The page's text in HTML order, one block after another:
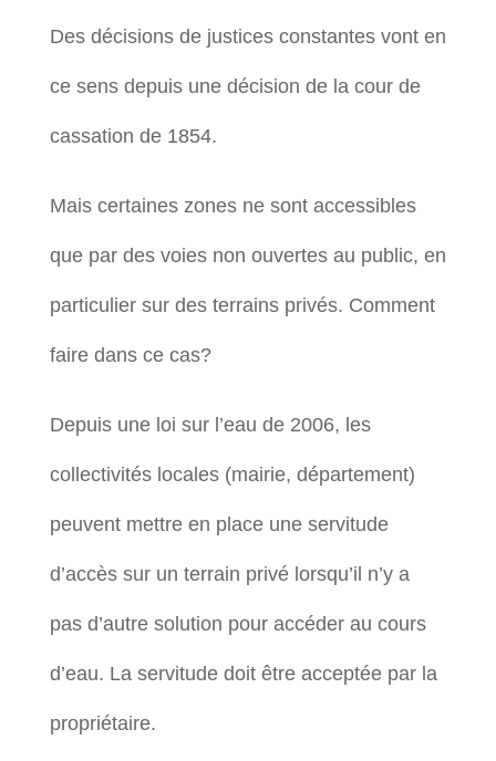
Des décisions de justices constantes vont en
ce sens depuis une décision de la cour de
cassation de 1854.
Mais certaines zones ne sont accessibles
que par des voies non ouvertes au public, en
particulier sur des terrains privés. Comment
faire dans ce cas?
Depuis une loi sur l’eau de 2006, les
collectivités locales (mairie, département)
peuvent mettre en place une servitude
d’accès sur un terrain privé lorsqu’il n’y a
pas d’autre solution pour accéder au cours
d’eau. La servitude doit être acceptée par la
propriétaire.